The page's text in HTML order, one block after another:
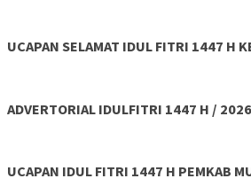
UCAPAN SELAMAT IDUL FITRI 1447 H
ADVERTORIAL IDULFITRI 1447 H /
UCAPAN IDUL FITRI 1447 H PEMKAB